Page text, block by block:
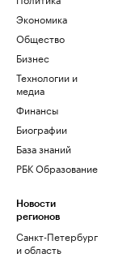
Экономика
Общество
Бизнес
Технологии и
медиа
Финансы
Биографии
База знаний
РБК Образование
Новости
регионов
Санкт-Петербург
и область